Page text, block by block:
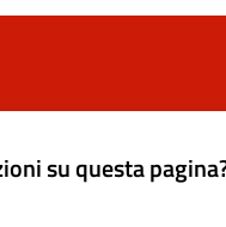
su questa